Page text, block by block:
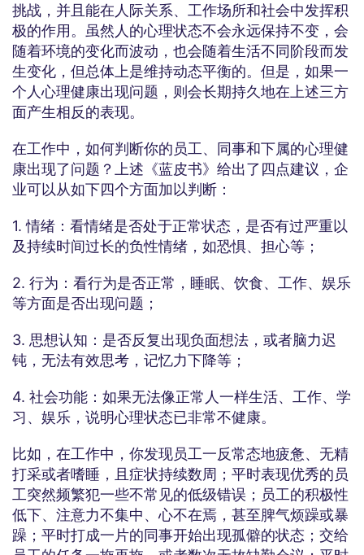
挑战，并且能在人际关系、工作场所和社会中发挥积
极的作用。虽然人的心理状态不会永远保持不变，会
随着环境的变化而波动，也会随着生活不同阶段而发
生变化，但总体上是维持动态平衡的。但是，如果一
个人心理健康出现问题，则会长期持久地在上述三方
面产生相反的表现。
在工作中，如何判断你的员工、同事和下属的心理健
康出现了问题？上述《蓝皮书》给出了四点建议，企
业可以从如下四个方面加以判断：
1. 情绪：看情绪是否处于正常状态，是否有过严重以
及持续时间过长的负性情绪，如恐惧、担心等；
2. 行为：看行为是否正常，睡眠、饮食、工作、娱乐
等方面是否出现问题；
3. 思想认知：是否反复出现负面想法，或者脑力迟
钝，无法有效思考，记忆力下降等；
4. 社会功能：如果无法像正常人一样生活、工作、学
习、娱乐，说明心理状态已非常不健康。
比如，在工作中，你发现员工一反常态地疲惫、无精
打采或者嗜睡，且症状持续数周；平时表现优秀的员
工突然频繁犯一些不常见的低级错误；员工的积极性
低下、注意力不集中、心不在焉，甚至脾气烦躁或暴
躁；平时打成一片的同事开始出现孤僻的状态；交给